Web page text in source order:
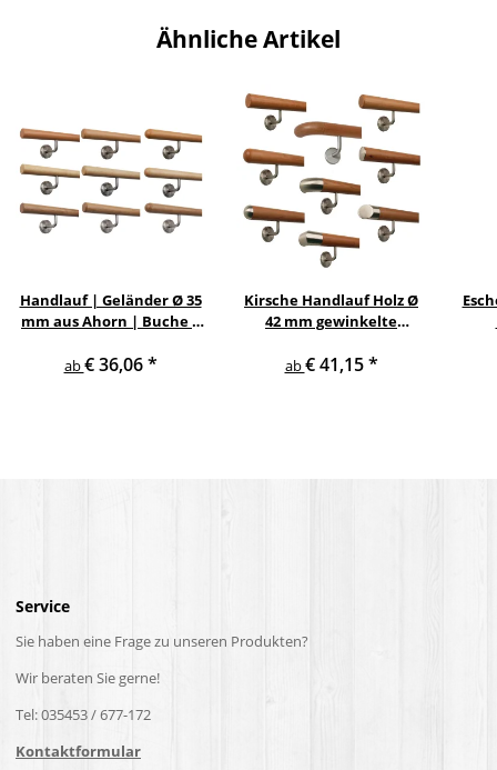
Ähnliche Artikel
Handlauf | Geländer Ø 35
mm aus Ahorn | Buche |
Enden & Edelstahlhalter
ab€ 36,06*
Kirsche Handlauf Holz Ø
42 mm gewinkelte
Enden
ab€ 41,15*
Service
Sie haben eine Frage zu unseren Produkten?
Wir beraten Sie gerne!
Tel: 035453 / 677-172
Kontaktformular